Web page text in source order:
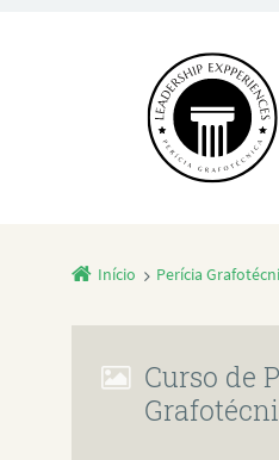
Início Perícia
Curso de